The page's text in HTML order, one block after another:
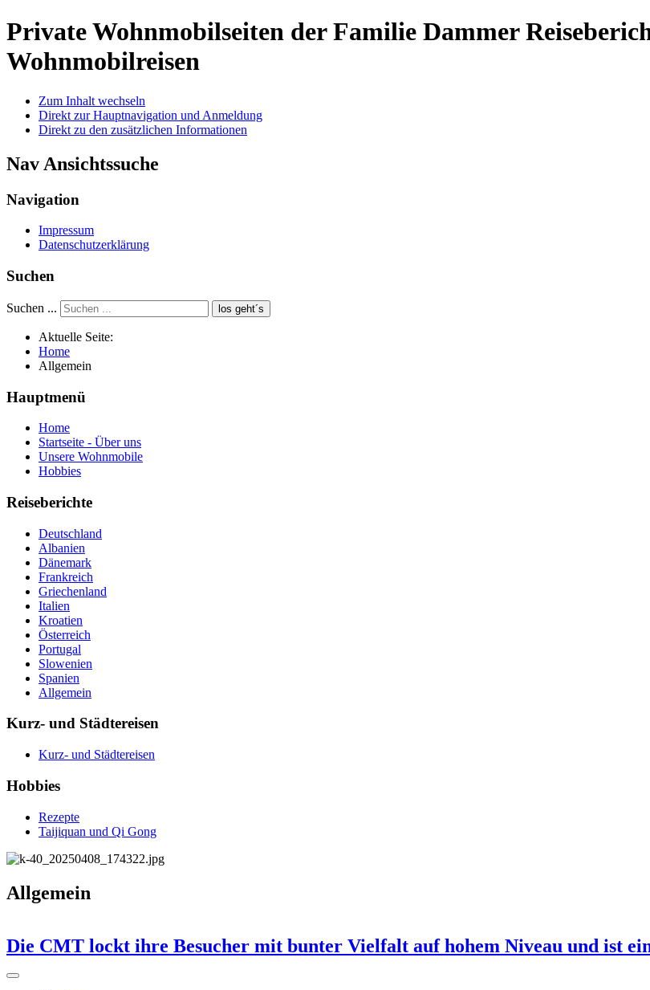
Private Wohnmobilseiten der Familie Dammer
Wohnmobilreisen
Zum Inhalt wechseln
Direkt zur Hauptnavigation und Anmeldung
Direkt zu den zusätzlichen Informationen
Nav Ansichtssuche
Navigation
Impressum
Datenschutzerklärung
Suchen
Suchen ... los geht´s
Aktuelle Seite:
Home
Allgemein
Hauptmenü
Home
Startseite - Über uns
Unsere Wohnmobile
Hobbies
Reiseberichte
Deutschland
Albanien
Dänemark
Frankreich
Griechenland
Italien
Kroatien
Österreich
Portugal
Slowenien
Spanien
Allgemein
Kurz- und Städtereisen
Kurz- und Städtereisen
Hobbies
Rezepte
Taijiquan und Qi Gong
Allgemein
Die CMT lockt ihre Besucher mit bunter Vielfalt auf hohem Niveau und ist